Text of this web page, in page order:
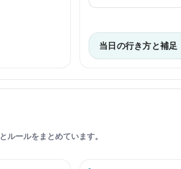
当日の行き方と補足
ルールをまとめています。